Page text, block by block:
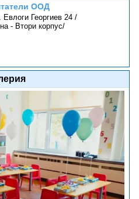
ООД
Евлоги Георгиев 24 /
- Втори корпус/